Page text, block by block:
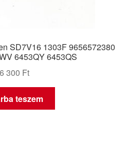
SD7V16 1303F 9656572380
6453QY 6453QS
300 Ft
teszem